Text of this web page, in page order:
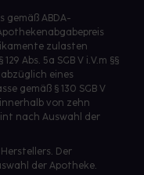
gemäß ABDA-
zulasten
Abs. 5a SGB V i.V.m §§
eines
gemäß § 130 SGB V
von zehn
nach Auswahl der
Der
der Apotheke.